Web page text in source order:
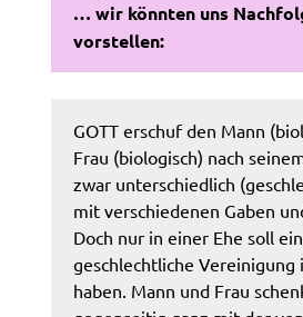
… wir könnten uns
vorstellen:
GOTT erschuf den Mann
Frau (biologisch) nach
zwar unterschiedlich
mit verschiedenen Gaben
Doch nur in einer Ehe soll
geschlechtliche Vereinigung
haben. Mann und Frau